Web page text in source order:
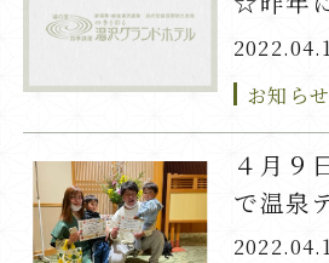
湯沢で
お知らせ
４月９
で温泉
友達！